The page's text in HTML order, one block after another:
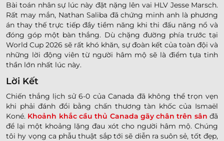
Bài toán nhân sự lúc này đặt nặng lên vai HLV Jesse Marsch.
Rất may mắn, Nathan Saliba đã chứng minh anh là phương
án thay thế trực tiếp đầy tiềm năng khi thi đấu năng nổ và
đóng góp một bàn thắng. Dù chặng đường phía trước tại
World Cup 2026 sẽ rất khó khăn, sự đoàn kết của toàn đội và
những lời động viên từ người hâm mộ sẽ là điểm tựa tinh
thần lớn nhất lúc này.
Lời Kết
Chiến thắng lịch sử 6-0 của Canada đã không thể trọn vẹn
khi phải đánh đổi bằng chấn thương tàn khốc của Ismaël
Koné. Khoảnh khắc cầu thủ Canada gãy chân trên sân đã
để lại một khoảng lặng đau xót cho người hâm mộ. Chúng
tôi hy vọng ca phẫu thuật sắp tới sẽ diễn ra suôn sẻ, tốt đẹp,